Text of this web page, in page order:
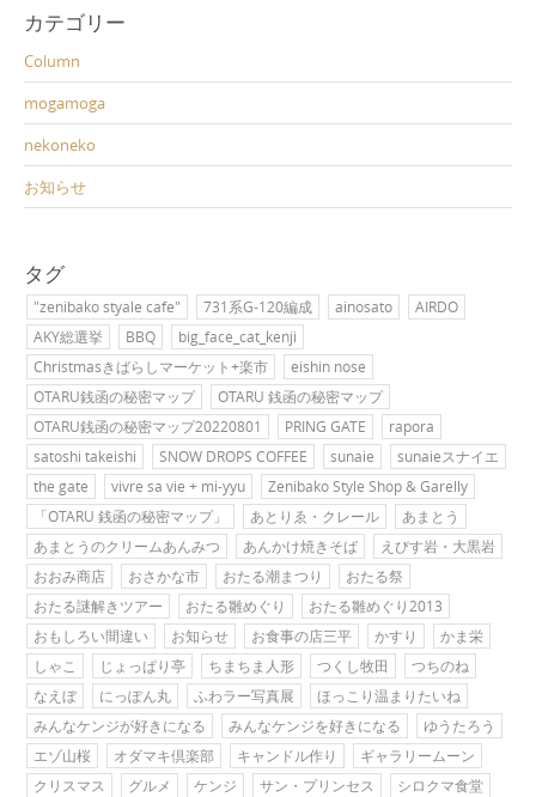
カテゴリー
Column
mogamoga
nekoneko
お知らせ
タグ
"zenibako styale cafe" 731系G-120編成 ainosato
AIRDO
AKY総選挙
BBQ
big_face_cat_kenji
Christmasきばらしマーケット+楽市
eishin nose
OTARU銭函の秘密マップ
OTARU 銭函の秘密マップ
OTARU銭函の秘密マップ20220801
PRING GATE
rapora
satoshi takeishi
SNOW DROPS COFFEE sunaie
sunaieスナイエ
the gate
vivre sa vie + mi-yyu
Zenibako Style Shop & Garelly
「OTARU 銭函の秘密マップ」
あとりゑ・クレール
あまとう
あまとうのクリームあんみつ
あんかけ焼きそば
えびす岩・大黒岩
おおみ商店
おさかな市 おたる潮まつり
おたる祭
おたる謎解きツアー
おたる雛めぐり
おたる雛めぐり2013
おもしろい間違い
お知らせ お食事の店三平 かすり
かま栄
しゃこ
じょっぱり亭 ちまちま人形 つくし牧田
つちのね
なえぼ
にっぽん丸 ふわラー写真展
ほっこり温まりたいね
みんなケンジが好きになる
みんなケンジを好きになる
ゆうたろう
エゾ山桜
オダマキ倶楽部 キャンドル作り
ギャラリームーン
クリスマス
グルメ ケンジ サン・プリンセス
シロクマ食堂